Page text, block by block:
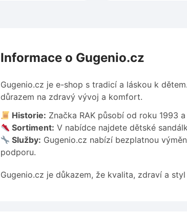
Informace o Gugenio.cz
Gugenio.cz je e-shop s tradicí a láskou k
důrazem na zdravý vývoj a komfort.
Historie: Značka RAK působí od roku 1993
Sortiment: V nabídce najdete dětské
Služby: Gugenio.cz nabízí bezplatnou
podporu.
Gugenio.cz je důkazem, že kvalita, zdraví a